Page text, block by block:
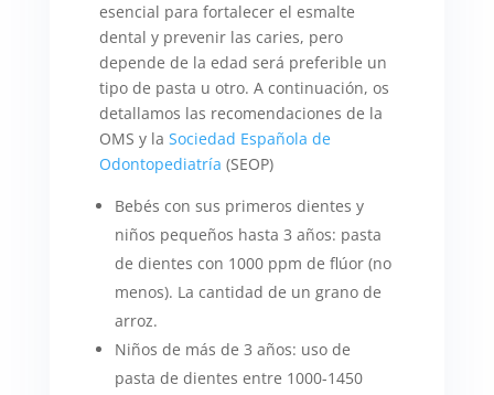
esencial para fortalecer el esmalte
dental y prevenir las caries, pero
depende de la edad será preferible un
tipo de pasta u otro. A continuación, os
detallamos las recomendaciones de la
OMS y la Sociedad Española de
Odontopediatría (SEOP)
Bebés con sus primeros dientes y
niños pequeños hasta 3 años: pasta
de dientes con 1000 ppm de flúor (no
menos). La cantidad de un grano de
arroz.
Niños de más de 3 años: uso de
pasta de dientes entre 1000-1450